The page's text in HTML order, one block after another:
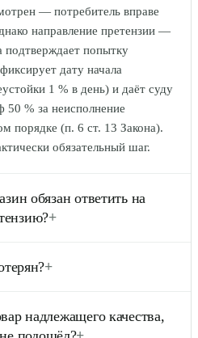
— потребитель вправе
направление претензии —
подтверждает попытку
дату начала
1 % в день) и даёт суду
50 % за неисполнение
порядке (п. 6 ст. 13 Закона).
обязательный шаг.
обязан ответить на
+
цены подлежат
товара — 7 дней (до 20
30 — при отсутствии аналога;
+
возможности ссылаться
надлежащего качества,